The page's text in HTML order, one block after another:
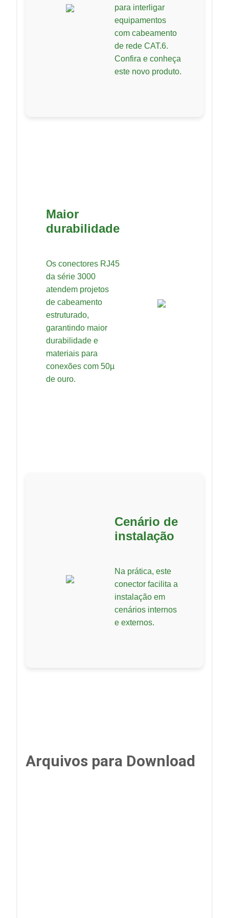
para interligar
equipamentos
com cabeamento
de rede CAT.6.
Confira e conheça
este novo produto.
Maior
durabilidade
Os conectores RJ45
da série 3000
atendem projetos
de cabeamento
estruturado,
garantindo maior
durabilidade e
materiais para
conexões com 50µ
de ouro.
Cenário de
instalação
Na prática, este
conector facilita a
instalação em
cenários internos
e externos.
Arquivos para Download